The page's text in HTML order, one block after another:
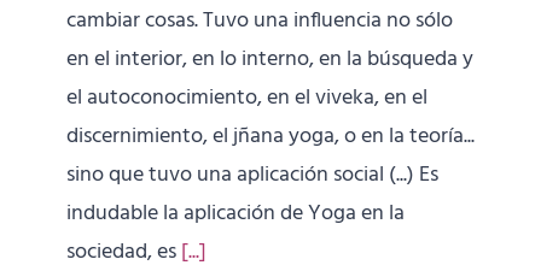
cambiar cosas. Tuvo una influencia no sólo
en el interior, en lo interno, en la búsqueda y
el autoconocimiento, en el viveka, en el
discernimiento, el jñana yoga, o en la teoría...
sino que tuvo una aplicación social (...) Es
indudable la aplicación de Yoga en la
sociedad, es[...]